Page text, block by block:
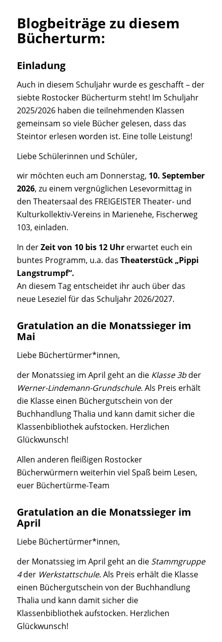
Blogbeiträge zu diesem
Bücherturm:
Einladung
Auch in diesem Schuljahr wurde es geschafft – der
siebte Rostocker Bücherturm steht! Im Schuljahr
2025/2026 haben die teilnehmenden Klassen
gemeinsam so viele Bücher gelesen, dass das
Steintor erlesen worden ist. Eine tolle Leistung!
Liebe Schülerinnen und Schüler,
wir möchten euch am Donnerstag, 10. September
2026, zu einem vergnüglichen Lesevormittag in
den Theatersaal des FREIGEISTER Theater- und
Kulturkollektiv-Vereins in Marienehe, Fischerweg
103, einladen.
In derZeit von 10 bis 12 Uhrerwartet euch ein
buntes Programm, u.a. das Theaterstück „Pippi
Langstrumpf“.
An diesem Tag entscheidet ihr auch über das
neue Leseziel für das Schuljahr 2026/2027.
Gratulation an die Monatssieger im
Mai
Liebe Büchertürmer*innen,
der Monatssieg im April geht an die Klasse 3bder
Werner-Lindemann-Grundschule. Als Preis erhält
die Klasse einen Büchergutschein von der
Buchhandlung Thalia und kann damit sicher die
Klassenbibliothek aufstocken. Herzlichen
Glückwunsch!
Allen anderen fleißigen Rostocker
Bücherwürmern weiterhin viel Spaß beim Lesen,
euer Büchertürme-Team
Gratulation an die Monatssieger im
April
Liebe Büchertürmer*innen,
der Monatssieg im April geht an die Stammgruppe
4der Werkstattschule. Als Preis erhält die Klasse
einen Büchergutschein von der Buchhandlung
Thalia und kann damit sicher die
Klassenbibliothek aufstocken. Herzlichen
Glückwunsch!